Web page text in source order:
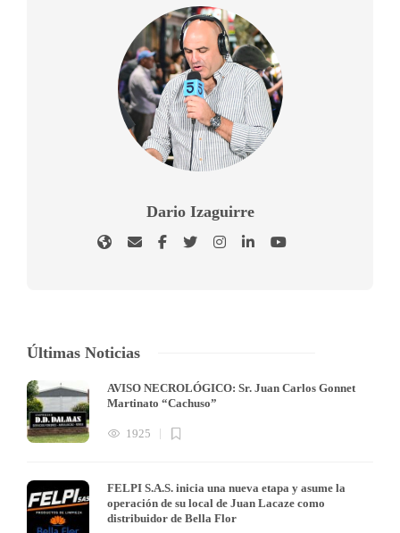
Dario Izaguirre
Últimas Noticias
AVISO NECROLÓGICO: Sr. Juan Carlos Gonnet
Martinato “Cachuso”
1925
FELPI S.A.S. inicia una nueva etapa y asume la
operación de su local de Juan Lacaze como
distribuidor de Bella Flor